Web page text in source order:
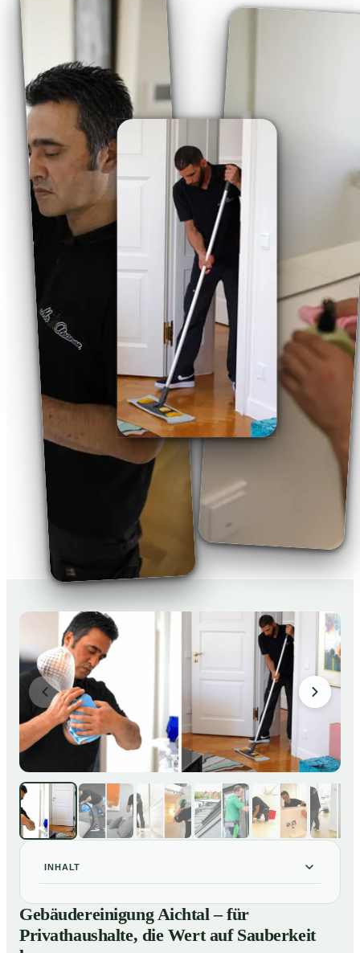
INHALT
01Gebäudereinigung Aichtal – für Privathaushalte, die
Wert auf Sauberkeit legen
Gebäudereinigung Aichtal – für
Privathaushalte, die Wert auf Sauberkeit